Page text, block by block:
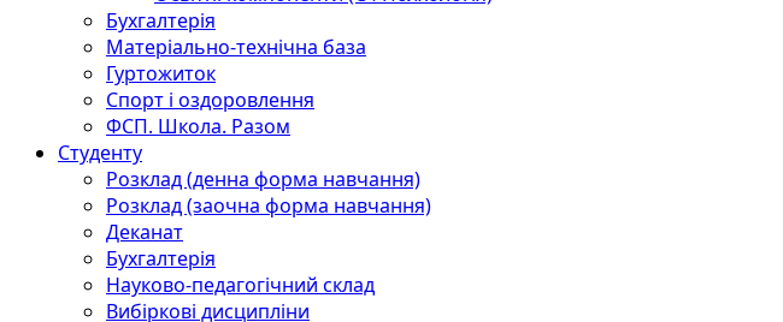
Бухгалтерія
Матеріально-технічна база
Гуртожиток
Спорт і оздоровлення
ФСП. Школа. Разом
Студенту
Розклад (денна форма навчання)
Розклад (заочна форма навчання)
Деканат
Бухгалтерія
Науково-педагогічний склад
Вибіркові дисципліни